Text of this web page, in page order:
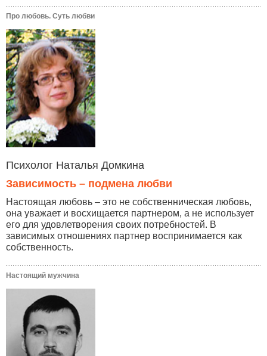
Про любовь. Суть любви
Психолог Наталья Домкина
Зависимость – подмена любви
Настоящая любовь – это не собственническая любовь,
она уважает и восхищается партнером, а не использует
его для удовлетворения своих потребностей. В
зависимых отношениях партнер воспринимается как
собственность.
Настоящий мужчина